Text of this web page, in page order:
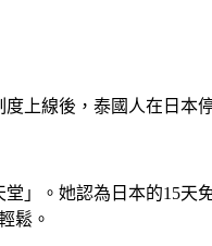
上線後，泰國人在日本
」。她認為日本的15天
鬆。